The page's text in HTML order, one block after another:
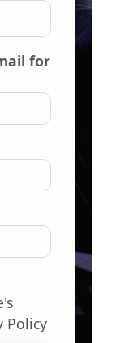
for
Policy